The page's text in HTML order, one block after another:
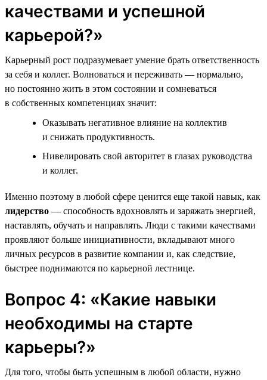
качествами и успешной
карьерой?»
Карьерный рост подразумевает умение брать ответственность
за себя и коллег. Волноваться и переживать — нормально,
но постоянно жить в этом состоянии и сомневаться
в собственных компетенциях значит:
Оказывать негативное влияние на коллектив
и снижать продуктивность.
Нивелировать свой авторитет в глазах руководства
и коллег.
Именно поэтому в любой сфере ценится еще такой навык, как
лидерство — способность вдохновлять и заряжать энергией,
наставлять, обучать и направлять. Люди с такими качествами
проявляют больше инициативности, вкладывают много
личных ресурсов в развитие компании и, как следствие,
быстрее поднимаются по карьерной лестнице.
Вопрос 4: «Какие навыки
необходимы на старте
карьеры?»
Для того, чтобы быть успешным в любой области, нужно